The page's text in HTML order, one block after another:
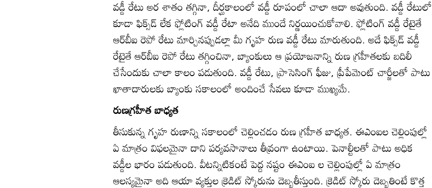
వడ్డీ రేటు అర శాతం తగ్గినా, దీర్ఘకాలంలో వడ్డీ రూపంలో చాలా ఆదా అవుతుంది. వడ్డీ రేటులో
కూడా ఫిక్స్‌డ్‌ లేక ఫ్లోటింగ్‌ వడ్డీ రేటా అనేది ముందే నిర్ణయించుకోవాలి. ఫ్లోటింగ్‌ వడ్డీ రేటైతే
ఆర్‌బీఐ రెపో రేటు మార్చినప్పుడల్లా మీ గృహ రుణ వడ్డీ రేటు మారుతుంది. అదే ఫిక్స్‌డ్‌ వడ్డీ
రేటైతే ఆర్‌బీఐ రెపో రేటు తగ్గించినా, బ్యాంకులు ఆ ప్రయోజనాన్ని రుణ గ్రహీతలకు బదిలీ
చేసేందుకు చాలా కాలం పడుతుంది. వడ్డీ రేటు, ప్రాసెసింగ్‌ ఫీజు, ప్రీపేమెంట్‌ చార్జీలతో పాటు
ఖాతాదారులకు బ్యాంకు సకాలంలో అందించే సేవలు కూడా ముఖ్యమే.
రుణగ్రహీత బాధ్యత
తీసుకున్న గృహ రుణాన్ని సకాలంలో చెల్లించడం రుణ గ్రహీత బాధ్యత. ఈఎంఐల చెల్లింపుల్లో
ఏ మాత్రం విఫలమైనా దాని పర్యవసానాలు తీవ్రంగా ఉంటాయి. పెనాల్టీలతో పాటు అధిక
వడ్డీల భారం పడుతుంది. వీటన్నిటికంటే పెద్ద నష్టం ఈఎంఐ ల చెల్లింపుల్లో ఏ మాత్రం
ఆలస్యమైనా అది ఆయా వ్యక్తుల క్రెడిట్‌ స్కోరును దెబ్బతీస్తుంది. క్రెడిట్‌ స్కోరు దెబ్బతింటే కొత్త